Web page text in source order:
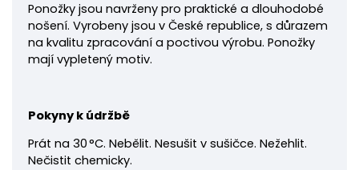
Ponožky jsou navrženy pro praktické a dlouhodobé
nošení. Vyrobeny jsou v České republice, s důrazem
na kvalitu zpracování a poctivou výrobu. Ponožky
mají vypletený motiv.
Pokyny k údržbě
Prát na 30 °C. Nebělit. Nesušit v sušičce. Nežehlit.
Nečistit chemicky.